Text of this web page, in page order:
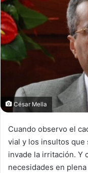
César Mella
Cuando observo el
vial y los insultos que
invade la irritación. Y
necesidades en